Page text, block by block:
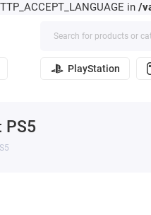
in /
PlayStation
PS5